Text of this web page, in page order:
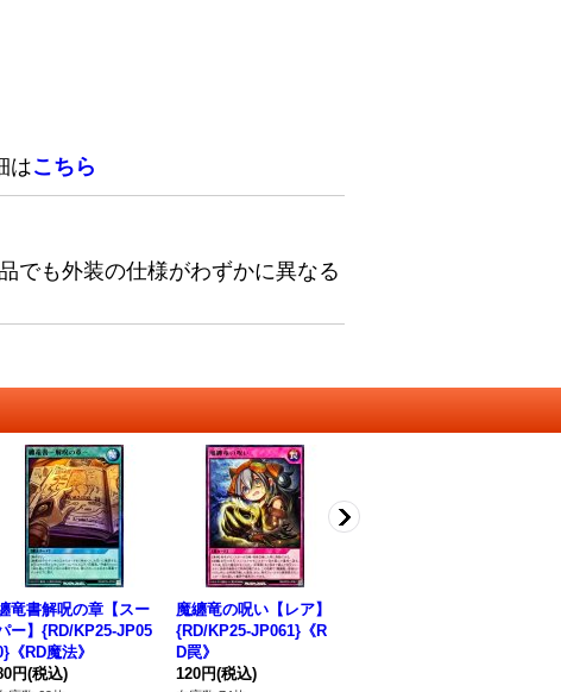
はこちら
でも外装の仕様がわずかに異なる
竜書解呪の章【スー
ー】{RD/KP25-JP05
《RD魔法》
円(税込)
魔纏竜の呪い【レア】
{RD/KP25-JP061}《R
D罠》
120円(税込)